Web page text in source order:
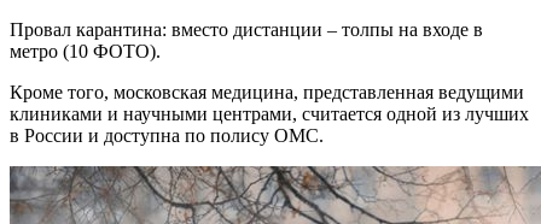
Провал карантина: вместо дистанции – толпы на входе в
метро (10 ФОТО).
Кроме того, московская медицина, представленная ведущими
клиниками и научными центрами, считается одной из лучших
в России и доступна по полису ОМС.